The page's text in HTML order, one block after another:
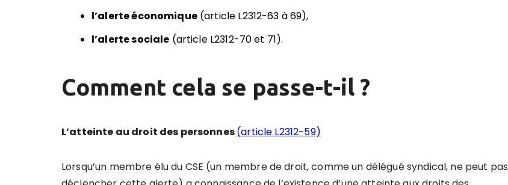
l’alerte économique(article L2312-63 à 69),
l’alerte sociale (article L2312-70 et 71).
Comment cela se passe-t-il ?
L’atteinte au droit des personnes(article L2312-59)
Lorsqu’un membre élu du CSE (un membre de droit, comme un délégué syndical, ne peut pas